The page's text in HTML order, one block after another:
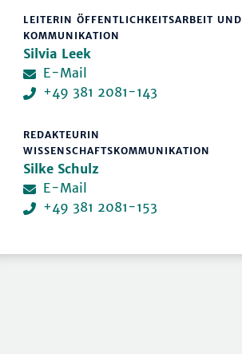
LEITERIN ÖFFENTLICHKEITSARBEIT UND
KOMMUNIKATION
Silvia Leek
E-Mail
+49 381 2081-143
REDAKTEURIN
WISSENSCHAFTSKOMMUNIKATION
Silke Schulz
E-Mail
+49 381 2081-153